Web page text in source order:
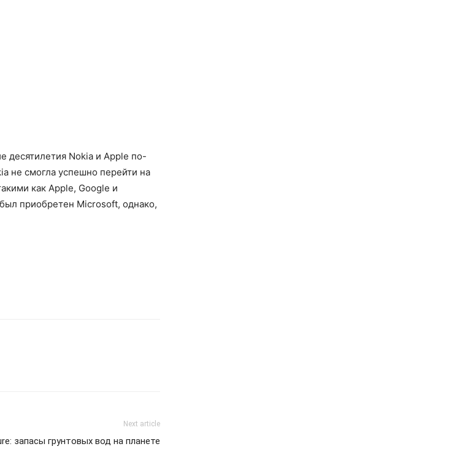
десятилетия Nokia и Apple по-
не смогла успешно перейти на
как Apple, Google и
приобретен Microsoft, однако,
Next article
запасы грунтовых вод на планете